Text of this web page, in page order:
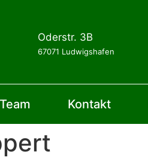
Oderstr. 3B
67071 Ludwigshafen
Team Kontakt